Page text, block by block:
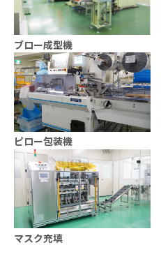
ブロー成型機
ピロー包装機
マスク充填